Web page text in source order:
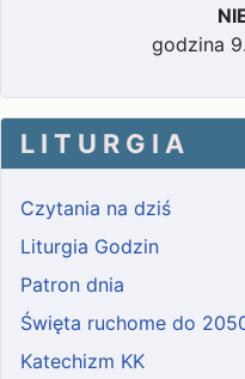
godzina
L I T U R G I A
Czytania na dziś
Liturgia Godzin
Patron dnia
Święta ruchome do
Katechizm KK